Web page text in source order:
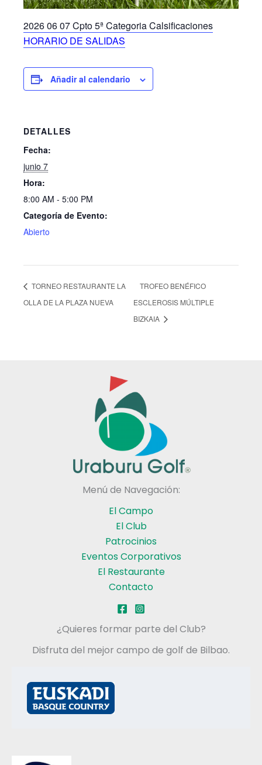
2026 06 07 Cpto 5ª Categoria Calsificaciones
HORARIO DE SALIDAS
Añadir al calendario
DETALLES
Fecha:
junio 7
Hora:
8:00 AM - 5:00 PM
Categoría de Evento:
Abierto
TORNEO RESTAURANTE LA
OLLA DE LA PLAZA NUEVA
TROFEO BENÉFICO
ESCLEROSIS MÚLTIPLE
BIZKAIA
Menú de Navegación:
El Campo
El Club
Patrocinios
Eventos Corporativos
El Restaurante
Contacto
¿Quieres formar parte del Club?
Disfruta del mejor campo de golf de Bilbao.